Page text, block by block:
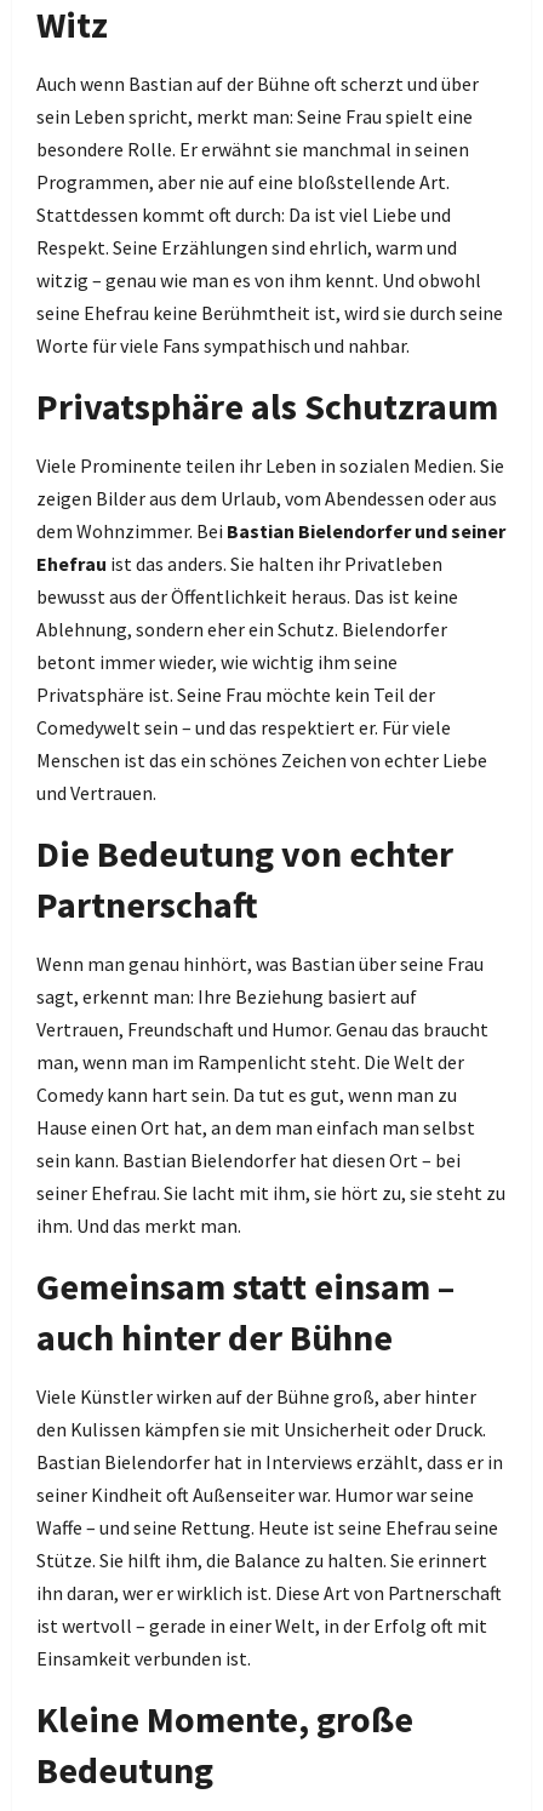
Witz
Auch wenn Bastian auf der Bühne oft scherzt und über
sein Leben spricht, merkt man: Seine Frau spielt eine
besondere Rolle. Er erwähnt sie manchmal in seinen
Programmen, aber nie auf eine bloßstellende Art.
Stattdessen kommt oft durch: Da ist viel Liebe und
Respekt. Seine Erzählungen sind ehrlich, warm und
witzig – genau wie man es von ihm kennt. Und obwohl
seine Ehefrau keine Berühmtheit ist, wird sie durch seine
Worte für viele Fans sympathisch und nahbar.
Privatsphäre als Schutzraum
Viele Prominente teilen ihr Leben in sozialen Medien. Sie
zeigen Bilder aus dem Urlaub, vom Abendessen oder aus
dem Wohnzimmer. Bei Bastian Bielendorfer und seiner
Ehefrau ist das anders. Sie halten ihr Privatleben
bewusst aus der Öffentlichkeit heraus. Das ist keine
Ablehnung, sondern eher ein Schutz. Bielendorfer
betont immer wieder, wie wichtig ihm seine
Privatsphäre ist. Seine Frau möchte kein Teil der
Comedywelt sein – und das respektiert er. Für viele
Menschen ist das ein schönes Zeichen von echter Liebe
und Vertrauen.
Die Bedeutung von echter
Partnerschaft
Wenn man genau hinhört, was Bastian über seine Frau
sagt, erkennt man: Ihre Beziehung basiert auf
Vertrauen, Freundschaft und Humor. Genau das braucht
man, wenn man im Rampenlicht steht. Die Welt der
Comedy kann hart sein. Da tut es gut, wenn man zu
Hause einen Ort hat, an dem man einfach man selbst
sein kann. Bastian Bielendorfer hat diesen Ort – bei
seiner Ehefrau. Sie lacht mit ihm, sie hört zu, sie steht zu
ihm. Und das merkt man.
Gemeinsam statt einsam –
auch hinter der Bühne
Viele Künstler wirken auf der Bühne groß, aber hinter
den Kulissen kämpfen sie mit Unsicherheit oder Druck.
Bastian Bielendorfer hat in Interviews erzählt, dass er in
seiner Kindheit oft Außenseiter war. Humor war seine
Waffe – und seine Rettung. Heute ist seine Ehefrau seine
Stütze. Sie hilft ihm, die Balance zu halten. Sie erinnert
ihn daran, wer er wirklich ist. Diese Art von Partnerschaft
ist wertvoll – gerade in einer Welt, in der Erfolg oft mit
Einsamkeit verbunden ist.
Kleine Momente, große
Bedeutung